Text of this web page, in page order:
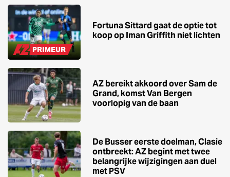
Fortuna Sittard gaat de optie tot
koop op Iman Griffith niet lichten
PRIMEUR
AZ bereikt akkoord over Sam de
Grand, komst Van Bergen
voorlopig van de baan
De Busser eerste doelman, Clasie
ontbreekt: AZ begint met twee
belangrijke wijzigingen aan duel
met PSV